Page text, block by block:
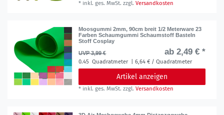
* inkl. ges. MwSt. zzgl.Versandkosten
Moosgummi 2mm, 90cm breit 1/2 Meterware 23
Farben Schaumgummi Schaumstoff Basteln
Stoff Cosplay
UVP 3,99 €
ab 2,49 € *
0.45 Quadratmeter | 6,64 € / Quadratmeter
Artikel anzeigen
* inkl. ges. MwSt. zzgl.Versandkosten